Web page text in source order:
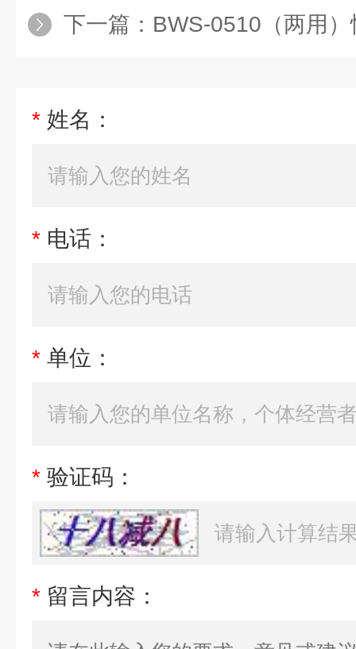
下一篇： BWS-0510（两用）恒温水槽与水
* 姓名：
* 电话：
* 单位：
* 验证码：
* 留言内容：